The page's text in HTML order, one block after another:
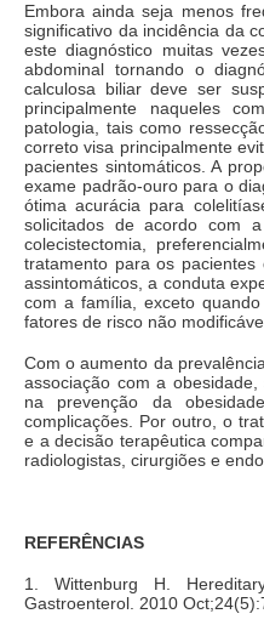
Embora ainda seja menos
significativo da incidência da
este diagnóstico muitas
abdominal tornando o
calculosa biliar deve ser
principalmente naqueles
patologia, tais como
correto visa principalmente
pacientes sintomáticos. A
exame padrão-ouro para o
ótima acurácia para
solicitados de acordo com
colecistectomia,
tratamento para os
assintomáticos, a conduta
com a família, exceto
fatores de risco não
Com o aumento da
associação com a
na prevenção da
complicações. Por outro, o
e a decisão terapêutica
radiologistas, cirurgiões e
REFERÊNCIAS
1. Wittenburg H.
Gastroenterol. 2010